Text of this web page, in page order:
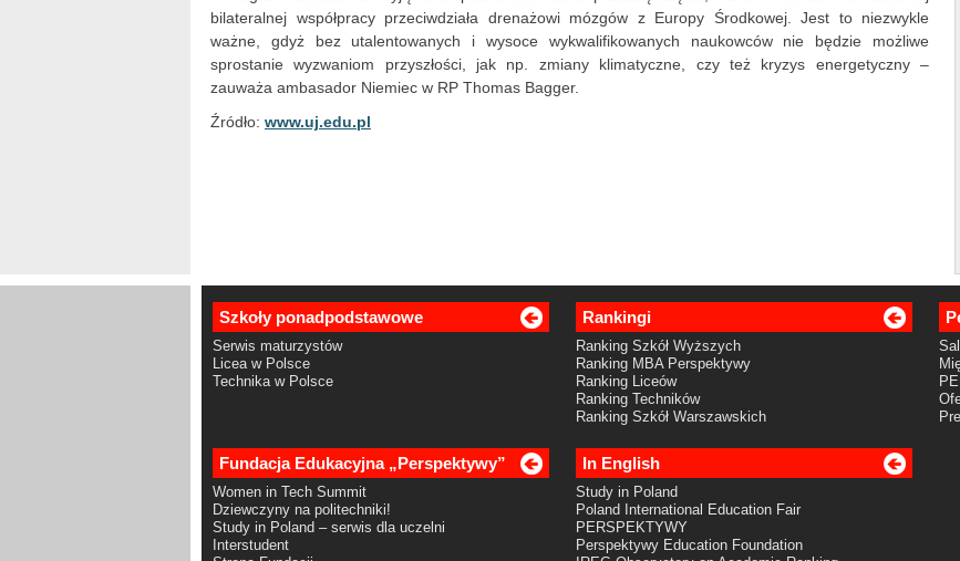
bilateralnej współpracy przeciwdziała drenażowi mózgów z Europy Środkowej. Jest to niezwykle
ważne, gdyż bez utalentowanych i wysoce wykwalifikowanych naukowców nie będzie możliwe
sprostanie wyzwaniom przyszłości, jak np. zmiany klimatyczne, czy też kryzys energetyczny –
zauważa ambasador Niemiec w RP Thomas Bagger.
Źródło: www.uj.edu.pl
Szkoły ponadpodstawowe
Serwis maturzystów
Licea w Polsce
Technika w Polsce
Rankingi
Ranking Szkół Wyższych
Ranking MBA Perspektywy
Ranking Liceów
Ranking Techników
Ranking Szkół Warszawskich
Fundacja Edukacyjna „Perspektywy”
Women in Tech Summit
Dziewczyny na politechniki!
Study in Poland – serwis dla uczelni
Interstudent
In English
Study in Poland
Poland International Education Fair
PERSPEKTYWY
Perspektywy Education Foundation